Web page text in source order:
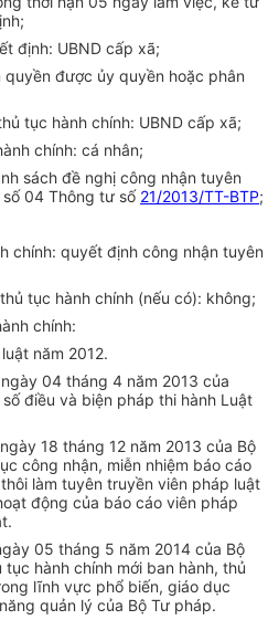
định: UBND cấp xã;
được ủy quyền hoặc phân
tục hành chính: UBND cấp xã;
chính: cá nhân;
sách đề nghị công nhận tuyên
04 Thông tư số 21/2013/TT-BTP;
chính: quyết định công nhận tuyên
tục hành chính (nếu có): không;
chính:
năm 2012.
ngày 04 tháng 4 năm 2013 của
điều và biện pháp thi hành Luật
ngày 18 tháng 12 năm 2013 của Bộ
công nhận, miễn nhiệm báo cáo
làm tuyên truyền viên pháp luật
động của báo cáo viên pháp
05 tháng 5 năm 2014 của Bộ
hành chính mới ban hành, thủ
lĩnh vực phổ biến, giáo dục
quản lý của Bộ Tư pháp.